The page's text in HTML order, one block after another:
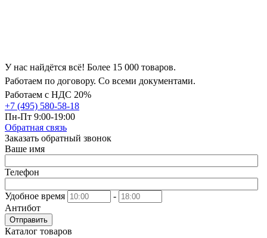
У нас найдётся всё! Более 15 000 товаров.
Работаем по договору. Со всеми документами.
Работаем с НДС 20%
+7 (495) 580-58-18
Пн-Пт 9:00-19:00
Обратная связь
Заказать обратный звонок
Ваше имя
Телефон
Удобное время
-
Антибот
Отправить
Каталог товаров